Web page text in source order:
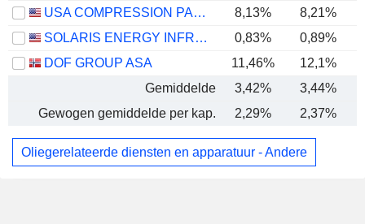
USA COMPRESSION PARTNERS, LP
8,13% 8,21%
SOLARIS ENERGY INFRASTRUCTURE, INC.
0,83% 0,89%
DOF GROUP ASA
11,46%
12,1%
Gemiddelde
3,42% 3,44%
Gewogen gemiddelde per kap.
2,29% 2,37%
Oliegerelateerde diensten en apparatuur - Andere